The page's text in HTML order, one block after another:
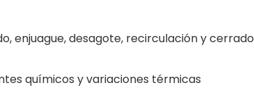
enjuague, desagote, recirculación y cerrado
químicos y variaciones térmicas